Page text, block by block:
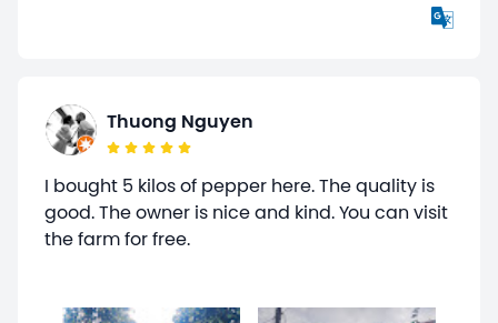
Thuong Nguyen
I bought 5 kilos of pepper here. The quality is
good. The owner is nice and kind. You can visit
the farm for free.